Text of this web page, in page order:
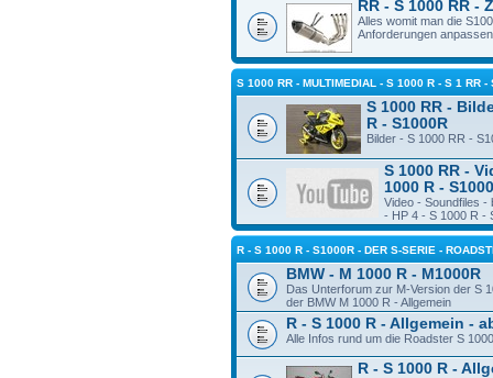
RR - S 1000 RR -
Alles womit man die
Anforderungen
S 1000 RR - MULTIMEDIAL - S 1000 R - S 1 RR -
S 1000 RR -
R - S1000R
Bilder - S 1000 RR -
S 1000 RR -
1000 R -
Video - Soundfiles -
- HP 4 - S 1000 R -
R - S 1000 R - S1000R - DER S-SERIE -
BMW - M 1000 R - M1000R
Das Unterforum zur M-Version der S
der BMW M 1000 R - Allgemein
R - S 1000 R - Allgemein -
Alle Infos rund um die Roadster S
R - S 1000 R -